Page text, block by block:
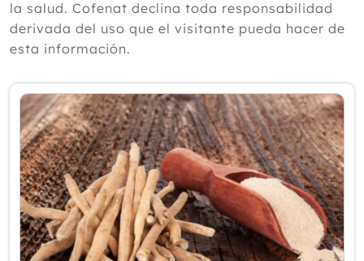
Marzo
Enero
2025
2024
2023
2022
2021
2020
la salud. Cofenat declina toda responsabilidad
derivada del uso que el visitante pueda hacer de
esta información.